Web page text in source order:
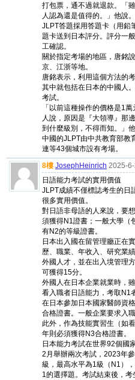
打包票，通不過就退款。「
人認為還是值得的。」他說。
JLPT答題採用答題卡（用鉛
題卡送到日本評分。評分一
工確認。
關於指定考場的地區，唐銘
京、江浙等地。
唐銘表示，利用這個方法的
其中就包括在日本的中國人
考試。
「以前這種操作的價格是1
人說，原因是『大領導』那
到什麼級別，不得而知。」他
中國的JLPT由中共教育部教
連等43個城市設有考場。
8樓 JosephHeinrich 2025-
日語能力考試的實用價值
JLPT成績不僅標誌考生的日
很多實用價值。
對日語非母語的人來說，要
須獲得N1證書；一般大學（
有N2的等級證書。
日本出入國在留管理廳正在
歷、職業、年收入、研究業
外國人才，並在出入境管理
可獲得15分。
外國人在日本企業就業時，
看入職者日語能力，考取N1
在日本參加日本國家醫師資
合格證書。一般企業要求入
此外，作為技能實習生（如
年則必須獲得N3合格證書。
日本能力考試在世界92個國
2月舉辦兩次考試，2023年
級，最高水平為1級（N1）
1的選擇題。考試結束後，考